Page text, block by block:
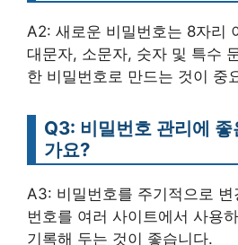
A2: 새로운 비밀번호는 8자리
대문자, 소문자, 숫자 및 특수
한 비밀번호로 만드는 것이 중
Q3: 비밀번호 관리에 좋
가요?
A3: 비밀번호를 주기적으로 변
번호를 여러 사이트에서 사용
기록해 두는 것이 좋습니다.